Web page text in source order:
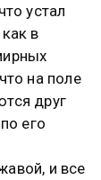
устал
в
на поле
друг
его
и все